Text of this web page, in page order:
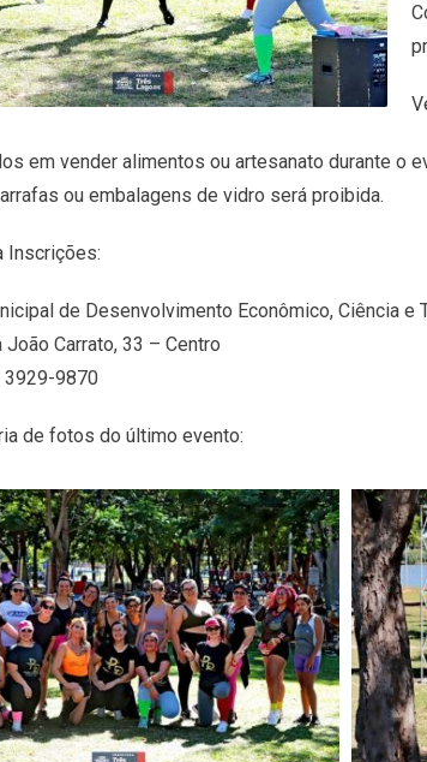
em vender alimentos ou artesanato durante o
ou embalagens de vidro será proibida.
Inscrições:
de Desenvolvimento Econômico, Ciência e
João Carrato, 33 – Centro
3929-9870
de fotos do último evento: